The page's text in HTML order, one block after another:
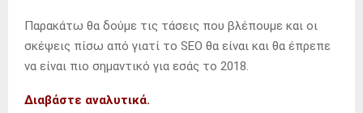
Παρακάτω θα δούμε τις τάσεις που βλέπουμε και οι
σκέψεις πίσω από γιατί το SEO θα είναι και θα έπρεπε
να είναι πιο σημαντικό για εσάς το 2018.
Διαβάστε αναλυτικά.